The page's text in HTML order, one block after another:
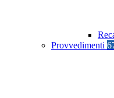
Provvedimenti